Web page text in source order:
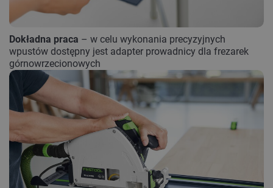
Dokładna praca – w celu wykonania precyzyjnych
wpustów dostępny jest adapter prowadnicy dla frezarek
górnowrzecionowych